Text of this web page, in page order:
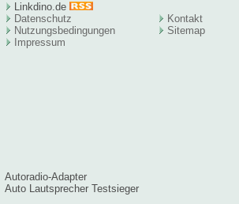
Linkdino.de
Datenschutz
Nutzungsbedingungen
Impressum
Kontakt
Sitemap
Autoradio-Adapter
Auto Lautsprecher Testsieger